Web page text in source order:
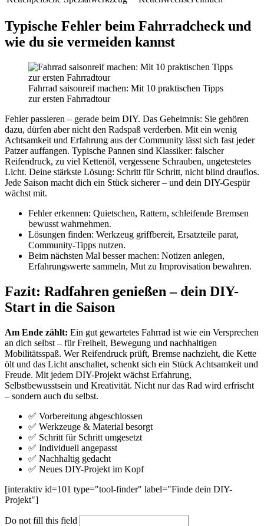
Typische Fehler beim Fahrradcheck und
wie du sie vermeiden kannst
Fahrrad saisonreif machen: Mit 10 praktischen Tipps
zur ersten Fahrradtour
Fehler passieren – gerade beim DIY. Das Geheimnis: Sie gehören
dazu, dürfen aber nicht den Radspaß verderben. Mit ein wenig
Achtsamkeit und Erfahrung aus der Community lässt sich fast jeder
Patzer auffangen. Typische Pannen sind Klassiker: falscher
Reifendruck, zu viel Kettenöl, vergessene Schrauben, ungetestetes
Licht. Deine stärkste Lösung: Schritt für Schritt, nicht blind drauflos.
Jede Saison macht dich ein Stück sicherer – und dein DIY-Gespür
wächst mit.
Fehler erkennen: Quietschen, Rattern, schleifende Bremsen
bewusst wahrnehmen.
Lösungen finden: Werkzeug griffbereit, Ersatzteile parat,
Community-Tipps nutzen.
Beim nächsten Mal besser machen: Notizen anlegen,
Erfahrungswerte sammeln, Mut zu Improvisation bewahren.
Fazit: Radfahren genießen – dein DIY-
Start in die Saison
Am Ende zählt: Ein gut gewartetes Fahrrad ist wie ein Versprechen
an dich selbst – für Freiheit, Bewegung und nachhaltigen
Mobilitätsspaß. Wer Reifendruck prüft, Bremse nachzieht, die Kette
ölt und das Licht anschaltet, schenkt sich ein Stück Achtsamkeit und
Freude. Mit jedem DIY-Projekt wächst Erfahrung,
Selbstbewusstsein und Kreativität. Nicht nur das Rad wird erfrischt
– sondern auch du selbst.
✅ Vorbereitung abgeschlossen
✅ Werkzeuge & Material besorgt
✅ Schritt für Schritt umgesetzt
✅ Individuell angepasst
✅ Nachhaltig gedacht
✅ Neues DIY-Projekt im Kopf
[interaktiv id=101 type="tool-finder" label="Finde dein DIY-
Projekt"]
Do not fill this field